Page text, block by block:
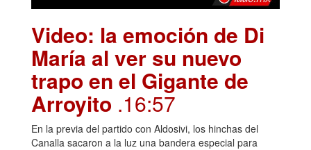
Video: la emoción de Di
María al ver su nuevo
trapo en el Gigante de
Arroyito .16:57
En la previa del partido con Aldosivi, los hinchas del
Canalla sacaron a la luz una bandera especial para